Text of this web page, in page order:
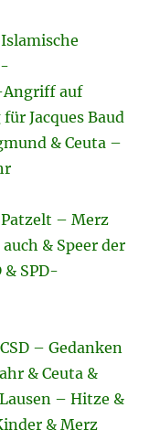
Angriff auf
Jacques Baud
& Ceuta –
– Merz
& Speer der
& SPD-
– Gedanken
& Ceuta &
– Hitze &
& Merz